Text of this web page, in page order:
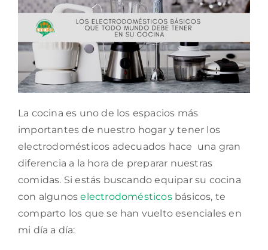
La cocina es uno de los espacios más
importantes de nuestro hogar y tener los
electrodomésticos adecuados hace una gran
diferencia a la hora de preparar nuestras
comidas. Si estás buscando equipar su cocina
con algunoselectrodomésticosbásicos, te
comparto los que se han vuelto esenciales en
mi día a día: